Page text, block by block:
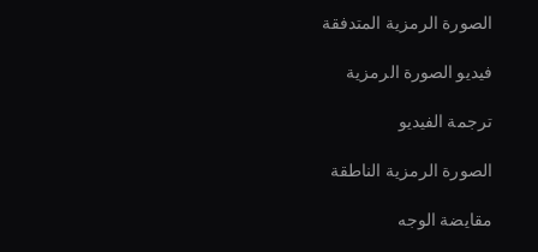
الصورة الرمزية المتدفقة
فيديو الصورة الرمزية
ترجمة الفيديو
الصورة الرمزية الناطقة
مقايضة الوجه